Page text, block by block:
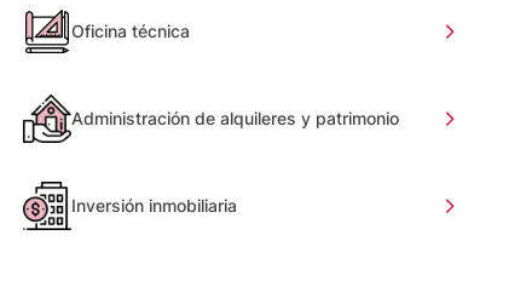
Oficina técnica
Administración de alquileres y patrimonio
Inversión inmobiliaria